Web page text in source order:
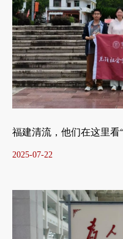
福建清流，他们在这里看
2025-07-22